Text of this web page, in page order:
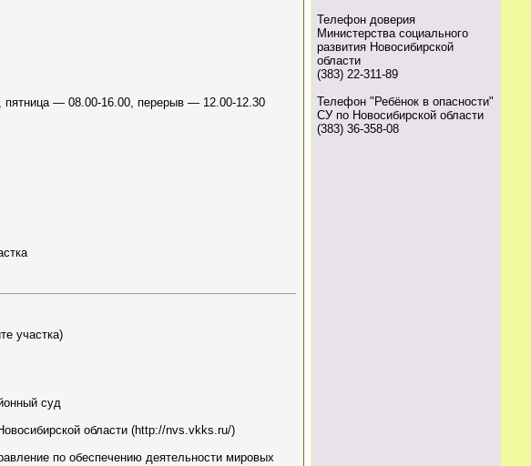
пятница — 08.00-16.00, перерыв — 12.00-12.30
участка)
суд
области (http://nvs.vkks.ru/)
по обеспечению деятельности мировых
Телефон доверия
Министерства социального
развития Новосибирской
области
(383) 22-311-89
Телефон "Ребёнок в опасности"
СУ по Новосибирской области
(383) 36-358-08